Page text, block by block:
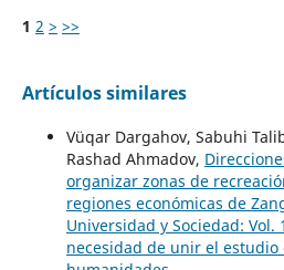
1 2 > >>
Artículos similares
Vüqar Dargahov, Sabuhi
Rashad Ahmadov,
organizar zonas de
regiones económicas de
Universidad y Sociedad: Vol.
necesidad de unir el estudio